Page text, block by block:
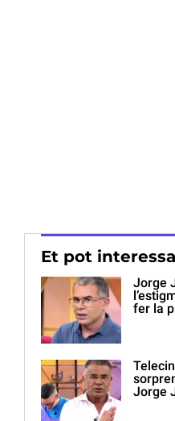
Et pot
Jorge
fer la
Jorge